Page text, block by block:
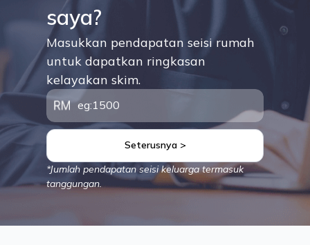
saya?
Masukkan pendapatan seisi rumah
untuk dapatkan ringkasan
kelayakan skim.
Seterusnya >
*Jumlah pendapatan seisi keluarga termasuk
tanggungan.